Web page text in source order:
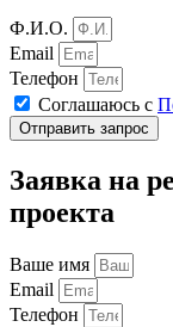
Ф.И.О.
Email
Телефон
Соглашаюсь с
Отправить запрос
Заявка на
проекта
Ваше имя
Email
Телефон